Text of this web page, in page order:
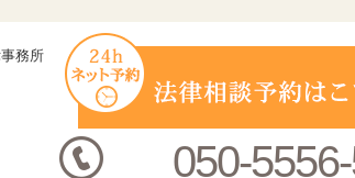
務所
050-